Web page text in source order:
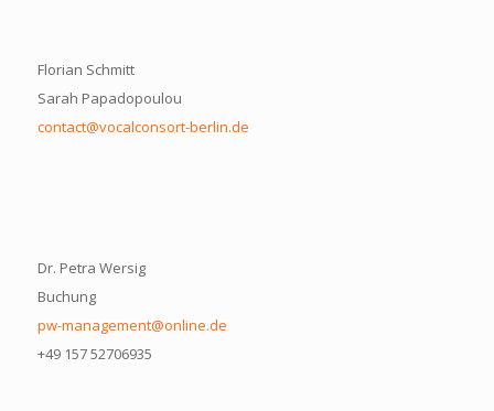
Florian Schmitt
Sarah Papadopoulou
contact@vocalconsort-berlin.de
Dr. Petra Wersig
Buchung
pw-management@online.de
+49 157 52706935